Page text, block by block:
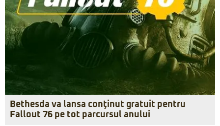
Bethesda va lansa conţinut gratuit pentru
Fallout 76 pe tot parcursul anului